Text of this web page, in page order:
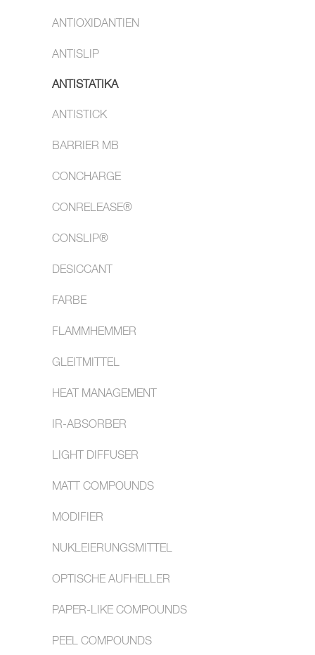
ANTIOXIDANTIEN
ANTISLIP
ANTISTATIKA
ANTISTICK
BARRIER MB
CONCHARGE
CONRELEASE®
CONSLIP®
DESICCANT
FARBE
FLAMMHEMMER
GLEITMITTEL
HEAT MANAGEMENT
IR-ABSORBER
LIGHT DIFFUSER
MATT COMPOUNDS
MODIFIER
NUKLEIERUNGSMITTEL
OPTISCHE AUFHELLER
PAPER-LIKE COMPOUNDS
PEEL COMPOUNDS